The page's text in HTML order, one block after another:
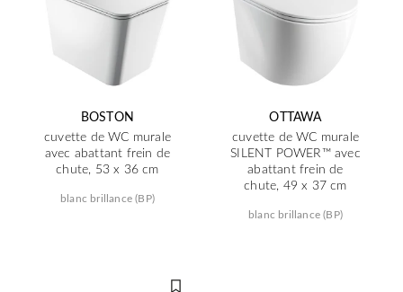
BOSTON
cuvette de WC murale
avec abattant frein de
chute, 53 x 36 cm
blanc brillance (BP)
OTTAWA
cuvette de WC murale
SILENT POWER™ avec
abattant frein de
chute, 49 x 37 cm
blanc brillance (BP)